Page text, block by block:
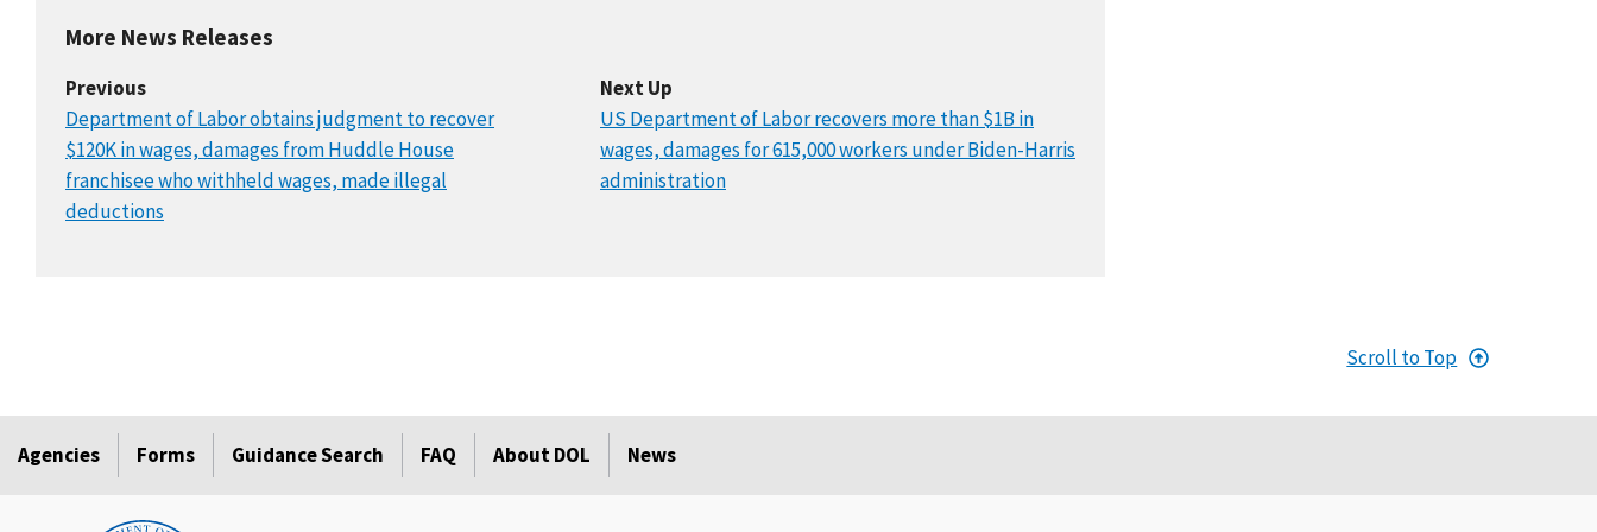
More News Releases
Previous
Department of Labor obtains judgment to recover
$120K in wages, damages from Huddle House
franchisee who withheld wages, made illegal
deductions
Next Up
US Department of Labor recovers more than $1B in
wages, damages for 615,000 workers under Biden-Harris
administration
Scroll to Top
Agencies Forms Guidance Search FAQ About DOL News